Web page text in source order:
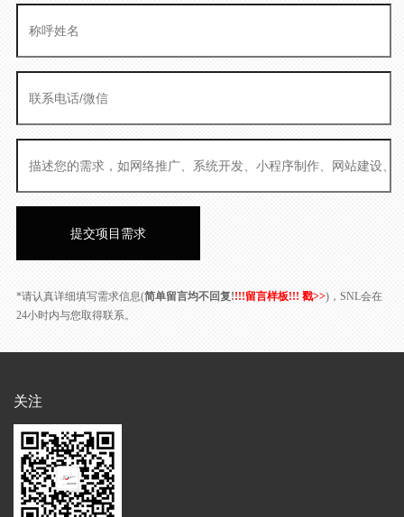
*请认真详细填写需求信息(简单留言均不回复!!!!留言样板!!! 戳>>)，SNL会在
24小时内与您取得联系。
关注